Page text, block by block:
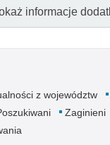
informacje
z województw
Zaginieni